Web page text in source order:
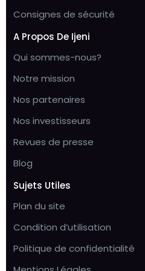
Consignes de sécurité
A Propos De Ijeni
Qui sommes-nous?
Notre mission
Nos partenaires
Nos investisseurs
Revues de presse
Blog
Sujets Utiles
Plan du site
Condition d’utilisation
Politique de confidentialité